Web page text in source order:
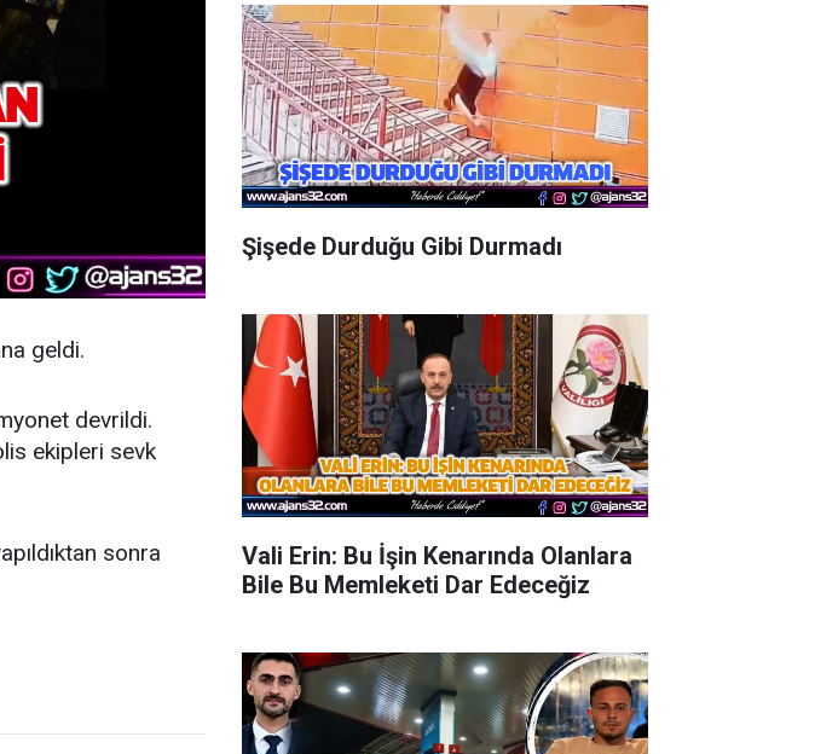
geldi.
devrildi.
ekipleri sevk
sonra
Şişede Durduğu Gibi Durmadı
Vali Erin: Bu İşin Kenarında Olanlara
Bile Bu Memleketi Dar Edeceğiz